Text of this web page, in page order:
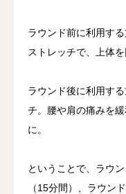
ラウンド前に利用する
ストレッチで、
上体
ラウンド後に利用する
チ。腰や肩の痛みを緩
に。
ということで、ラウ
（15分間）、ラウン